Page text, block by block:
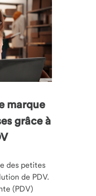
marque
grâce à
des petites
de PDV.
(PDV)